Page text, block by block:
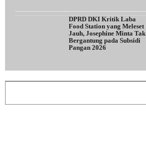
DPRD DKI Kritik Laba
Food Station yang Meleset
Jauh, Josephine Minta Tak
Bergantung pada Subsidi
Pangan 2026